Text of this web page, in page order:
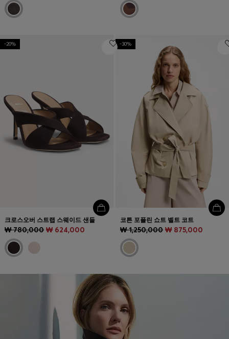
-20%
크로스오버 스트랩 스웨이드 샌들
₩ 780,000 ₩ 624,000
-30%
코튼 포플린 쇼트 벨트 코트
₩ 1,250,000 ₩ 875,000